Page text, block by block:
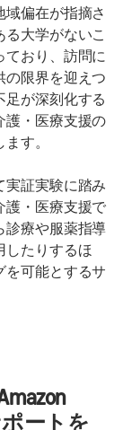
偏在が指摘さ
大学がないこ
ており、訪問に
の限界を迎えつ
が深刻化する
護・医療支援の
す。
実証実験に踏み
護・医療支援で
診療や服薬指導
したりするほ
を可能とするサ
ートを